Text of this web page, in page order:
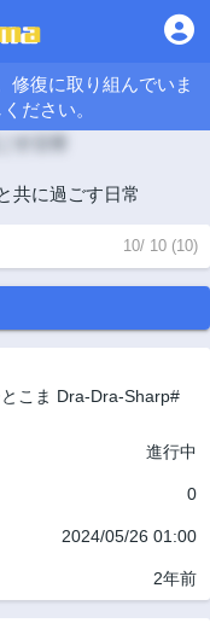
修復に取り組んでいま
ださい。
10/ 10 (10)
こま Dra-Dra-Sharp#
進行中
0
2024/05/26 01:00
2年前